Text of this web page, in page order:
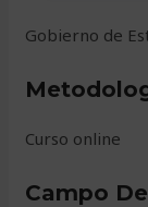
Gobierno de
Curso online
Campo